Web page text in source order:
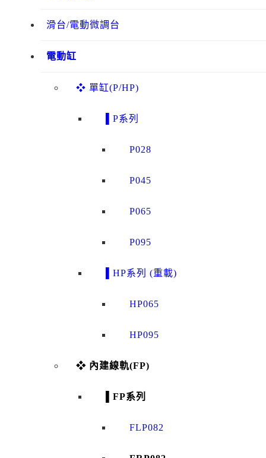
滑台/電動微調台
電動缸
❖ 單缸(P/HP)
▌P系列
P028
P045
P065
P095
▌HP系列 (重載)
HP065
HP095
❖ 內建線軌(FP)
▌FP系列
FLP082